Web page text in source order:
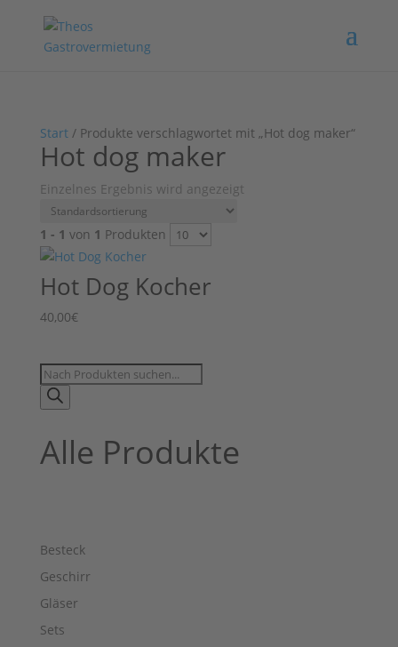
Start/ Produkte verschlagwortet mit „Hot dog maker“
Hot dog maker
Einzelnes Ergebnis wird angezeigt
1 - 1 von 1 Produkten
Hot Dog Kocher
40,00€
Products
search
Alle Produkte
Besteck
Geschirr
Gläser
Sets